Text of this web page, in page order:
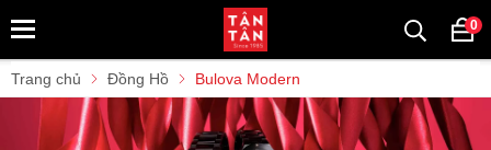
0
Trang chủ Đồng Hồ Bulova Modern